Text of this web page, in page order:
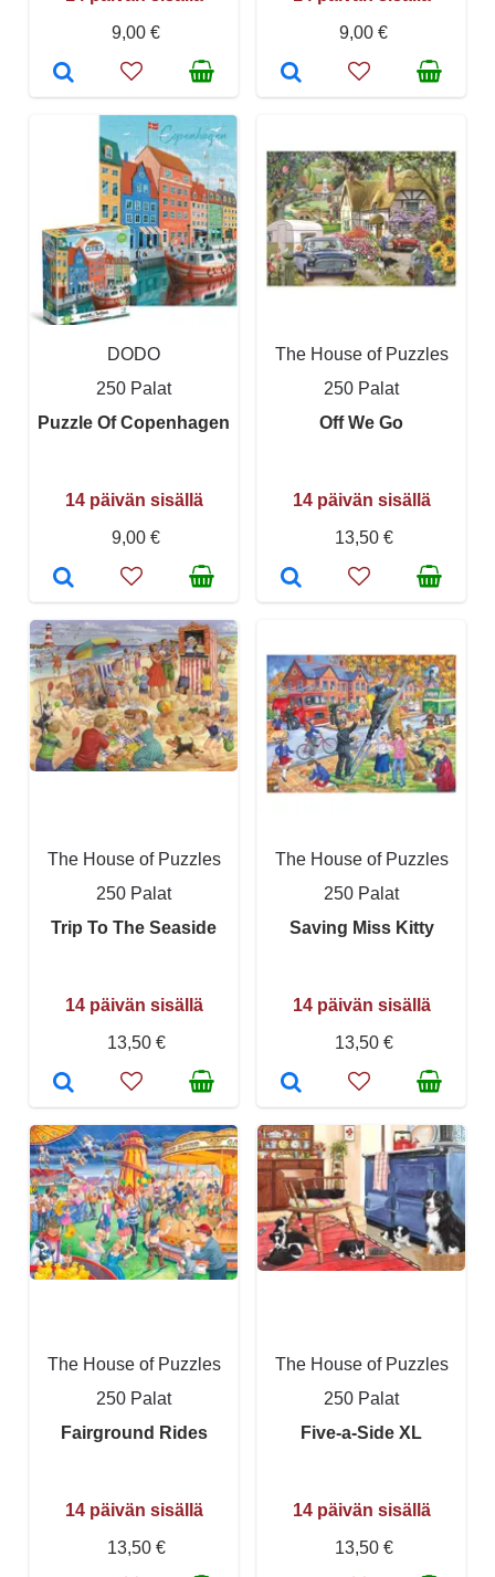
9,00 €
9,00 €
DODO
250 Palat
Puzzle Of Copenhagen
14 päivän sisällä
9,00 €
The House of Puzzles
250 Palat
Off We Go
14 päivän sisällä
13,50 €
The House of Puzzles
250 Palat
Trip To The Seaside
14 päivän sisällä
13,50 €
The House of Puzzles
250 Palat
Saving Miss Kitty
14 päivän sisällä
13,50 €
The House of Puzzles
250 Palat
Fairground Rides
14 päivän sisällä
13,50 €
The House of Puzzles
250 Palat
Five-a-Side XL
14 päivän sisällä
13,50 €